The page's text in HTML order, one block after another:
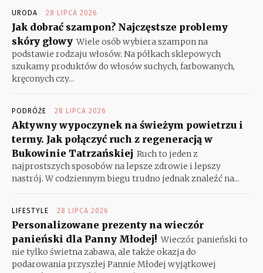
URODA 28 LIPCA 2026
Jak dobrać szampon? Najczęstsze problemy
skóry głowy Wiele osób wybiera szampon na
podstawie rodzaju włosów. Na półkach sklepowych
szukamy produktów do włosów suchych, farbowanych,
kręconych czy...
PODRÓŻE 28 LIPCA 2026
Aktywny wypoczynek na świeżym powietrzu i
termy. Jak połączyć ruch z regeneracją w
Bukowinie Tatrzańskiej Ruch to jeden z
najprostszych sposobów na lepsze zdrowie i lepszy
nastrój. W codziennym biegu trudno jednak znaleźć na...
LIFESTYLE 28 LIPCA 2026
Personalizowane prezenty na wieczór
panieński dla Panny Młodej! Wieczór panieński to
nie tylko świetna zabawa, ale także okazja do
podarowania przyszłej Pannie Młodej wyjątkowej